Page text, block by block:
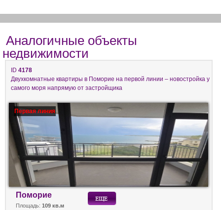
Аналогичные объекты
недвижимости
ID 4178
Двухкомнатные квартиры в Поморие на первой линии – новостройка у
самого моря напрямую от застройщика
Первая линия
Поморие
Площадь: 109 кв.м